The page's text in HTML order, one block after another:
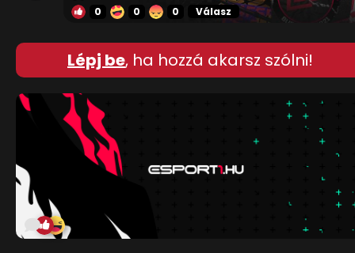
0 0 0 Válasz
Lépj be, ha hozzá akarsz szólni!